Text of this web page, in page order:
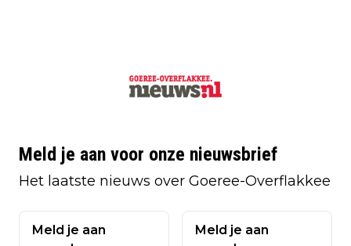
Meld je aan voor onze nieuwsbrief
Het laatste nieuws over Goeree-Overflakkee
Meld je aan
Meld je aan